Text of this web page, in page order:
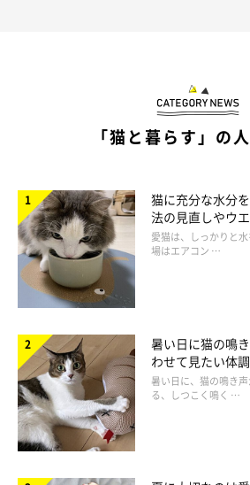
マッサージ(2) リラックス
「猫と暮らす」の
猫に充分な水分
法の見直しやウ
方を解説
愛猫は、しっかりと
場はエアコン …
暑い日に猫の鳴
わせて見たい体
暑い日に、猫の鳴き
る、しつこく鳴く …